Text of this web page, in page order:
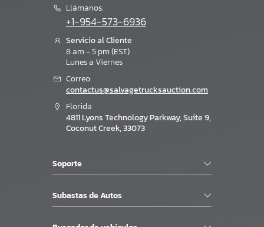
Llámanos:
+1-954-573-6936
Servicio al Cliente
8 am - 5 pm (EST)
Lunes a Viernes
Correo:
contactus@salvagetrucksauction.com
Florida
4811 Lyons Technology Parkway, Suite 9,
Coconut Creek, 33073
Soporte
Subastas de Autos